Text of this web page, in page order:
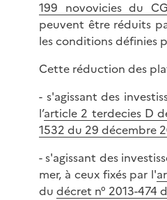
199 novovicies du
peuvent être réduits
les conditions définies
Cette réduction des
- s'agissant des
l’article 2 terdecies D
1532 du 29 décembre
- s'agissant des
mer, à ceux fixés par l'
du décret n° 2013-474